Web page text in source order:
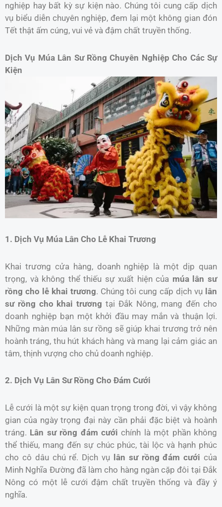
nghiệp hay bất kỳ sự kiện nào. Chúng tôi cung cấp dịch
vụ biểu diễn chuyên nghiệp, đem lại một không gian đón
Tết thật ấm cúng, vui vẻ và đậm chất truyền thống.
Dịch Vụ Múa Lân Sư Rồng Chuyên Nghiệp Cho Các Sự
Kiện
1. Dịch Vụ Múa Lân Cho Lễ Khai Trương
Khai trương cửa hàng, doanh nghiệp là một dịp quan
trọng, và không thể thiếu sự xuất hiện của múa lân sư
rồng cho lễ khai trương. Chúng tôi cung cấp dịch vụ lân
sư rồng cho khai trương tại Đắk Nông, mang đến cho
doanh nghiệp bạn một khởi đầu may mắn và thuận lợi.
Những màn múa lân sư rồng sẽ giúp khai trương trở nên
hoành tráng, thu hút khách hàng và mang lại cảm giác an
tâm, thịnh vượng cho chủ doanh nghiệp.
2. Dịch Vụ Lân Sư Rồng Cho Đám Cưới
Lễ cưới là một sự kiện quan trọng trong đời, vì vậy không
gian của ngày trọng đại này cần phải đặc biệt và hoành
tráng. Lân sư rồng đám cưới chính là một phần không
thể thiếu, mang đến sự chúc phúc, tài lộc và hạnh phúc
cho cô dâu chú rể. Dịch vụ lân sư rồng đám cưới của
Minh Nghĩa Đường đã làm cho hàng ngàn cặp đôi tại Đắk
Nông có một lễ cưới đậm chất truyền thống và đầy ý
nghĩa.